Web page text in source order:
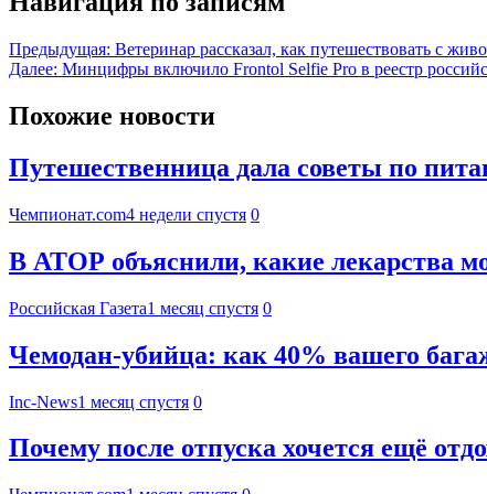
Предыдущая: Ветеринар рассказал, как путешествовать с
Далее: Минцифры включило Frontol Selfie Pro в реестр
Похожие новости
Путешественница дала советы по
Чемпионат.com4 недели спустя 0
В АТОР объяснили, какие лекарства
Российская Газета1 месяц спустя 0
Чемодан-убийца: как 40% вашего
Inc-News1 месяц спустя 0
Почему после отпуска хочется ещё